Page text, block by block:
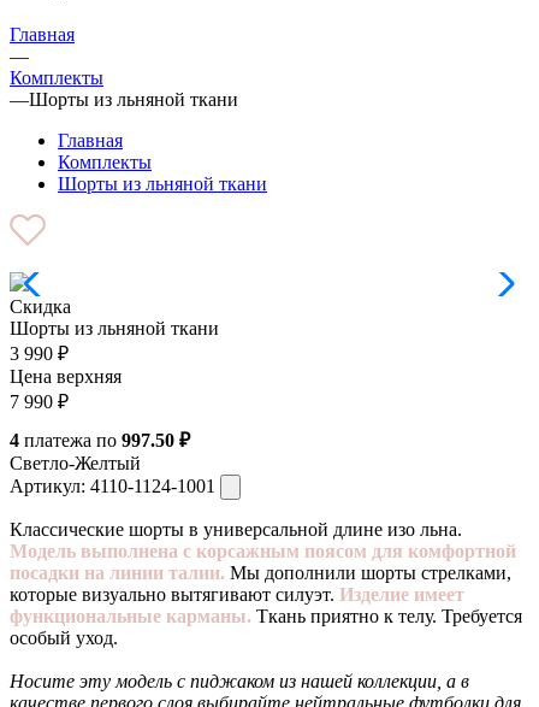
Главная
—
Комплекты
—Шорты из льняной ткани
Главная
Комплекты
Шорты из льняной ткани
Скидка
Шорты из льняной ткани
3 990 ₽
Цена верхняя
7 990 ₽
4 платежа по 997.50 ₽
Светло-Желтый
Артикул: 4110-1124-1001
Классические шорты в универсальной длине изо льна.
Модель выполнена с корсажным поясом для комфортной
посадки на линии талии. Мы дополнили шорты стрелками,
которые визуально вытягивают силуэт. Изделие имеет
функциональные карманы. Ткань приятно к телу. Требуется
особый уход.
Носите эту модель с пиджаком из нашей коллекции, а в
качестве первого слоя выбирайте нейтральные футболки для